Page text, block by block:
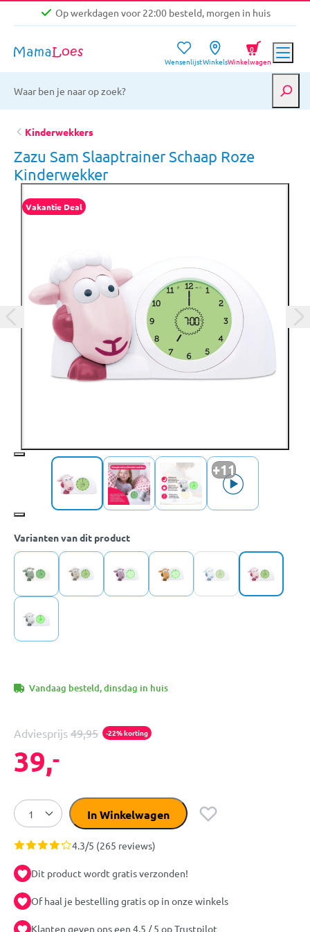
Op werkdagen voor 22:00 besteld, morgen in huis
Gratis verzending vanaf €39,-
Op werkdagen voor 22:00 besteld, morgen in huis
WensenlijstWinkelsWinkelwagen
0
Kinderwekkers
Zazu Sam Slaaptrainer Schaap Roze
Kinderwekker
Vakantie Deal
+11
Varianten van dit product
Vandaag besteld, dinsdag in huis
Adviesprijs 49,95 -22% korting
39,-
In Winkelwagen
4.3/5 (265 reviews)
Dit product wordt gratis verzonden!
Of haal je bestelling gratis op in onze winkels
Klanten geven ons een 4.5 / 5 op Trustpilot